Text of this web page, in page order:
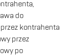
do
kontrahenta
przez
po